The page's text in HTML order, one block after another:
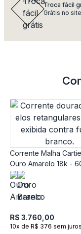
Troca fácil
Grátis no
Corrente Malha
Ouro Amarelo 18k -
R$ 3.760,00
10x de R$ 376 sem juros